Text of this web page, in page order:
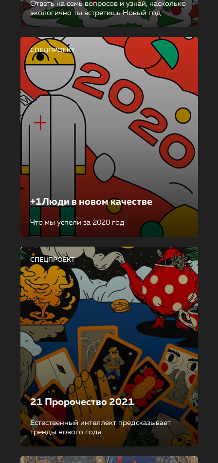
Ответь на семь вопросов и узнай, насколько
экологично ты встретишь Новый год
СПЕЦПРОЕКТ
+1Люди в новом качестве
Что мы успели за 2020 год
СПЕЦПРОЕКТ
21 Пророчество 2021
Естественный интеллект предсказывает
тренды нового года